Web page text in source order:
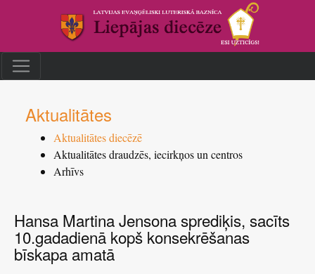
Aktualitātes
Aktualitātes diecēzē
Aktualitātes draudzēs, iecirkņos un centros
Arhīvs
Hansa Martina Jensona sprediķis, sacīts
10.gadadienā kopš konsekrēšanas
bīskapa amatā